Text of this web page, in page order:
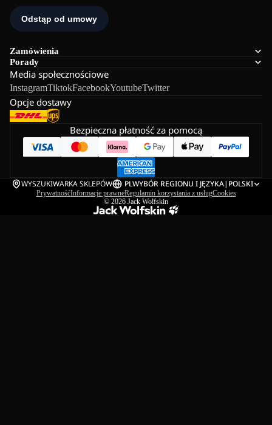
Zamówienia
Porady
Media społecznościowe
InstagramTiktokFacebookYoutubeTwitter
Opcje dostawy
Bezpieczna płatność za pomocą
WYSZUKIWARKA SKLEPÓW PLWYBÓR REGIONU I JĘZYKA| POLSKI
PrywatnośćInformacje prawneRegulamin korzystania z usługCookies
© 2026 Jack Wolfskin